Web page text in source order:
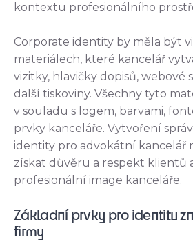
kontextu profesionálního
Corporate identity by měla být
materiálech, které kancelář
vizitky, hlavičky dopisů, webové
další tiskoviny. Všechny tyto
v souladu s logem, barvami,
prvky kanceláře. Vytvoření
identity pro advokátní kancelář
získat důvěru a respekt klientů
profesionální image kanceláře.
Základní prvky pro identitu
firmy